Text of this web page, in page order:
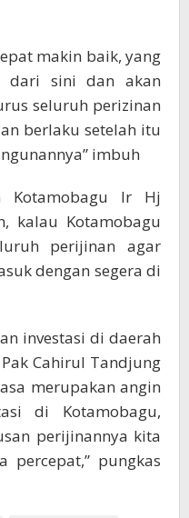
makin baik, yang
dari sini dan akan
seluruh perizinan
berlaku setelah itu
imbuh
Kotamobagu Ir Hj
kalau Kotamobagu
perijinan agar
dengan segera di
investasi di daerah
Cahirul Tandjung
merupakan angin
di Kotamobagu,
perijinannya kita
percepat,” pungkas